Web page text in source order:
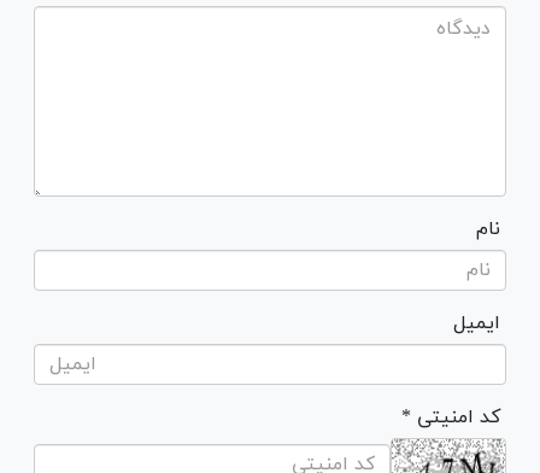
نام
ایمیل
* کد امنیتی